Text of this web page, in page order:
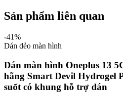
Sản phẩm liên quan
-41%
Dán dẻo màn hình
Dán màn hình Oneplus 13
hãng Smart Devil Hydrogel
suốt có khung hỗ trợ dán